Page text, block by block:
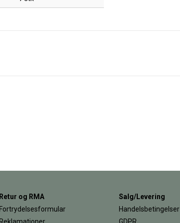
Retur og RMA
Fortrydelsesformular
Salg/Levering
Handelsbetingelser